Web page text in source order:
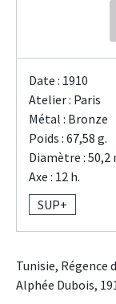
Date : 1910
Atelier : Paris
Métal : Bronze
Poids : 67,58 g.
Diamètre : 50,2
Axe : 12 h.
SUP+
Tunisie, Régence
Alphée Dubois,